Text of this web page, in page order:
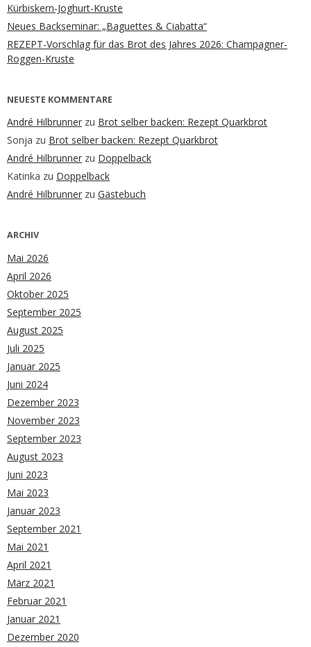
Kürbiskern-Joghurt-Kruste
Neues Backseminar: „Baguettes & Ciabatta“
REZEPT-Vorschlag für das Brot des Jahres 2026: Champagner-
Roggen-Kruste
NEUESTE KOMMENTARE
André Hilbrunner zu Brot selber backen: Rezept Quarkbrot
Sonja zu Brot selber backen: Rezept Quarkbrot
André Hilbrunner zu Doppelback
Katinka zu Doppelback
André Hilbrunner zu Gästebuch
ARCHIV
Mai 2026
April 2026
Oktober 2025
September 2025
August 2025
Juli 2025
Januar 2025
Juni 2024
Dezember 2023
November 2023
September 2023
August 2023
Juni 2023
Mai 2023
Januar 2023
September 2021
Mai 2021
April 2021
März 2021
Februar 2021
Januar 2021
Dezember 2020